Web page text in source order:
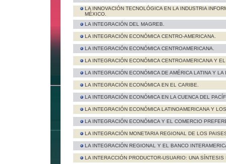
LA INNOVACIÓN TECNOLÓGICA EN LA INDUSTRIA
MÉXICO.
LA INTEGRACIÓN DEL MAGREB.
LA INTEGRACIÓN ECONÓMICA CENTRO-AMERICANA.
LA INTEGRACIÓN ECONÓMICA CENTROAMERICANA.
LA INTEGRACIÓN ECONÓMICA CENTROAMERICANA Y
LA INTEGRACIÓN ECONÓMICA DE AMÉRICA LATINA Y
LA INTEGRACIÓN ECONÓMICA EN EL CARIBE.
LA INTEGRACIÓN ECONÓMICA EN LA CUENCA DEL
LA INTEGRACIÓN ECONÓMICA LATINOAMERICANA Y
LA INTEGRACIÓN ECONÓMICA Y EL COMERCIO
LA INTEGRACIÓN MONETARIA REGIONAL DE LOS
LA INTEGRACIÓN REGIONAL Y EL BANCO
LA INTERACCIÓN PRODUCTOR-USUARIO: UNA